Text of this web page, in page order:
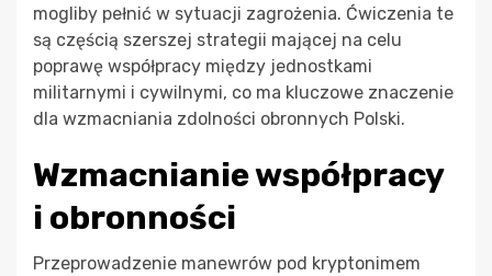
mogliby pełnić w sytuacji zagrożenia. Ćwiczenia te
są częścią szerszej strategii mającej na celu
poprawę współpracy między jednostkami
militarnymi i cywilnymi, co ma kluczowe znaczenie
dla wzmacniania zdolności obronnych Polski.
Wzmacnianie współpracy
i obronności
Przeprowadzenie manewrów pod kryptonimem